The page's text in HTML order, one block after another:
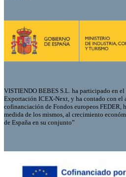
VISTIENDO BEBES S.L. ha participado en
Exportación ICEX-Next, y ha contado con el
cofinanciación de Fondos europeos FEDER,
medida de los mismos, al crecimiento
de España en su conjunto”